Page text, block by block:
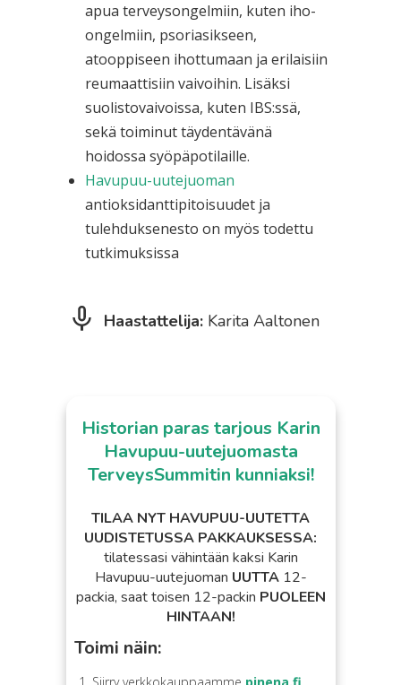
apua terveysongelmiin, kuten iho-
ongelmiin, psoriasikseen,
atooppiseen ihottumaan ja erilaisiin
reumaattisiin vaivoihin. Lisäksi
suolistovaivoissa, kuten IBS:ssä,
sekä toiminut täydentävänä
hoidossa syöpäpotilaille.
Havupuu-uutejuoman
antioksidanttipitoisuudet ja
tulehduksenesto on myös todettu
tutkimuksissa
Haastattelija: Karita Aaltonen
Historian paras tarjous Karin
Havupuu-uutejuomasta
TerveysSummitin kunniaksi!
TILAA NYT HAVUPUU-UUTETTA
UUDISTETUSSA PAKKAUKSESSA:
tilatessasi vähintään kaksi Karin
Havupuu-uutejuoman UUTTA12-
packia, saat toisen 12-packin PUOLEEN
HINTAAN!
Toimi näin: